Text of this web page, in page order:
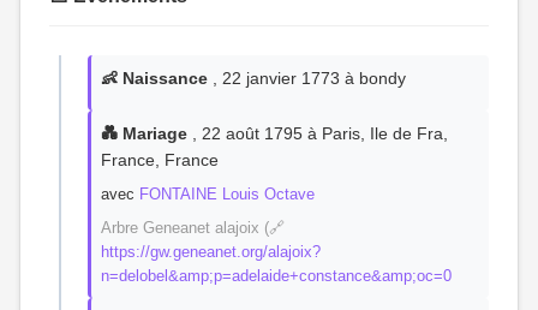
👶 Naissance , 22 janvier 1773 à bondy
💑 Mariage , 22 août 1795 à Paris, Ile de Fra,
France, France
avec FONTAINE Louis Octave
Arbre Geneanet alajoix (🔗
https://gw.geneanet.org/alajoix?
n=delobel&amp;p=adelaide+constance&amp;oc=0